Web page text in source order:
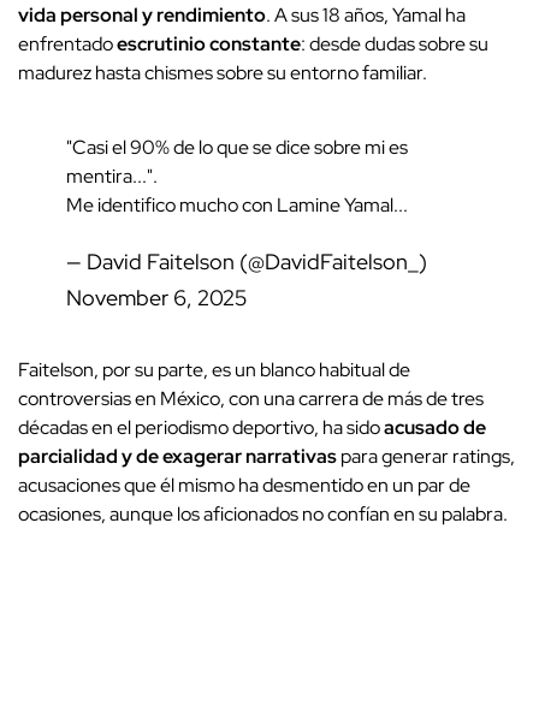
vida personal y rendimiento. A sus 18 años, Yamal ha
enfrentadoescrutinio constante: desde dudas sobre su
madurez hasta chismes sobre su entorno familiar.
"Casi el 90% de lo que se dice sobre mi es
mentira...".
Me identifico mucho con Lamine Yamal...
— David Faitelson (@DavidFaitelson_)
November 6, 2025
Faitelson, por su parte, es un blanco habitual de
controversias en México, con una carrera de más de tres
décadas en el periodismo deportivo, ha sidoacusado de
parcialidad y de exagerar narrativaspara generar ratings,
acusaciones que él mismo ha desmentido en un par de
ocasiones, aunque los aficionados no confían en su palabra.